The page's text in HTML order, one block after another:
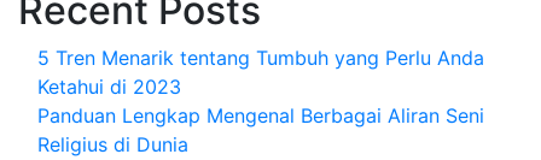
Recent Posts
5 Tren Menarik tentang Tumbuh yang Perlu Anda
Ketahui di 2023
Panduan Lengkap Mengenal Berbagai Aliran Seni
Religius di Dunia